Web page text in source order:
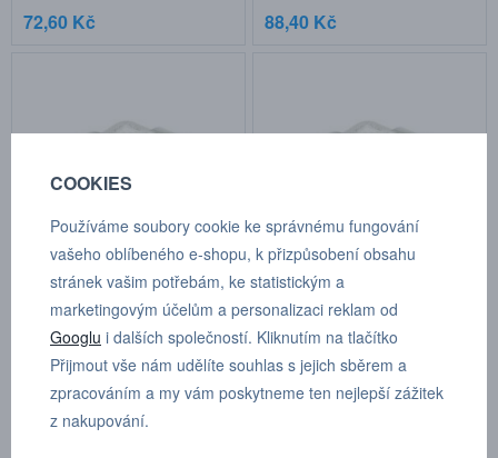
72,60 Kč 88,40 Kč
IQSL 140 MSV (d 14 mm)
Kat.číslo: IQSL 140 MSV
dodáváme do 7 dnů
141,20 Kč
IQSL 160 MSV (d 16 mm)
Kat.číslo: IQSL 160 MSV
dodáváme do 7 dnů
520,70 Kč
COOKIES
Používáme soubory cookie ke správnému fungování
vašeho oblíbeného e-shopu, k přizpůsobení obsahu
stránek vašim potřebám, ke statistickým a
marketingovým účelům a personalizaci reklam od
Googlu i dalších společností. Kliknutím na tlačítko
Přijmout vše nám udělíte souhlas s jejich sběrem a
zpracováním a my vám poskytneme ten nejlepší zážitek
z nakupování.